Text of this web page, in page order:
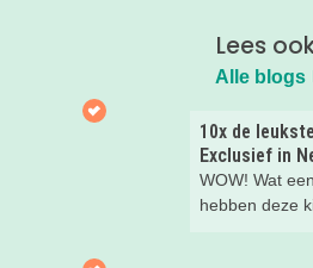
Lees
Alle blogs
10x de
Exclusief in
WOW! Wat
hebben deze